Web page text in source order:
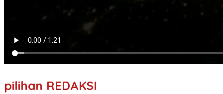
pilihan REDAKSI